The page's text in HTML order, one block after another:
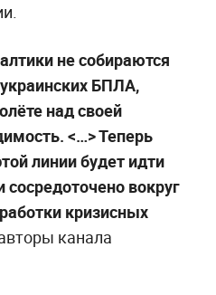
не собираются
БПЛА,
над своей
<…> Теперь
линии будет идти
вокруг
кризисных
канала